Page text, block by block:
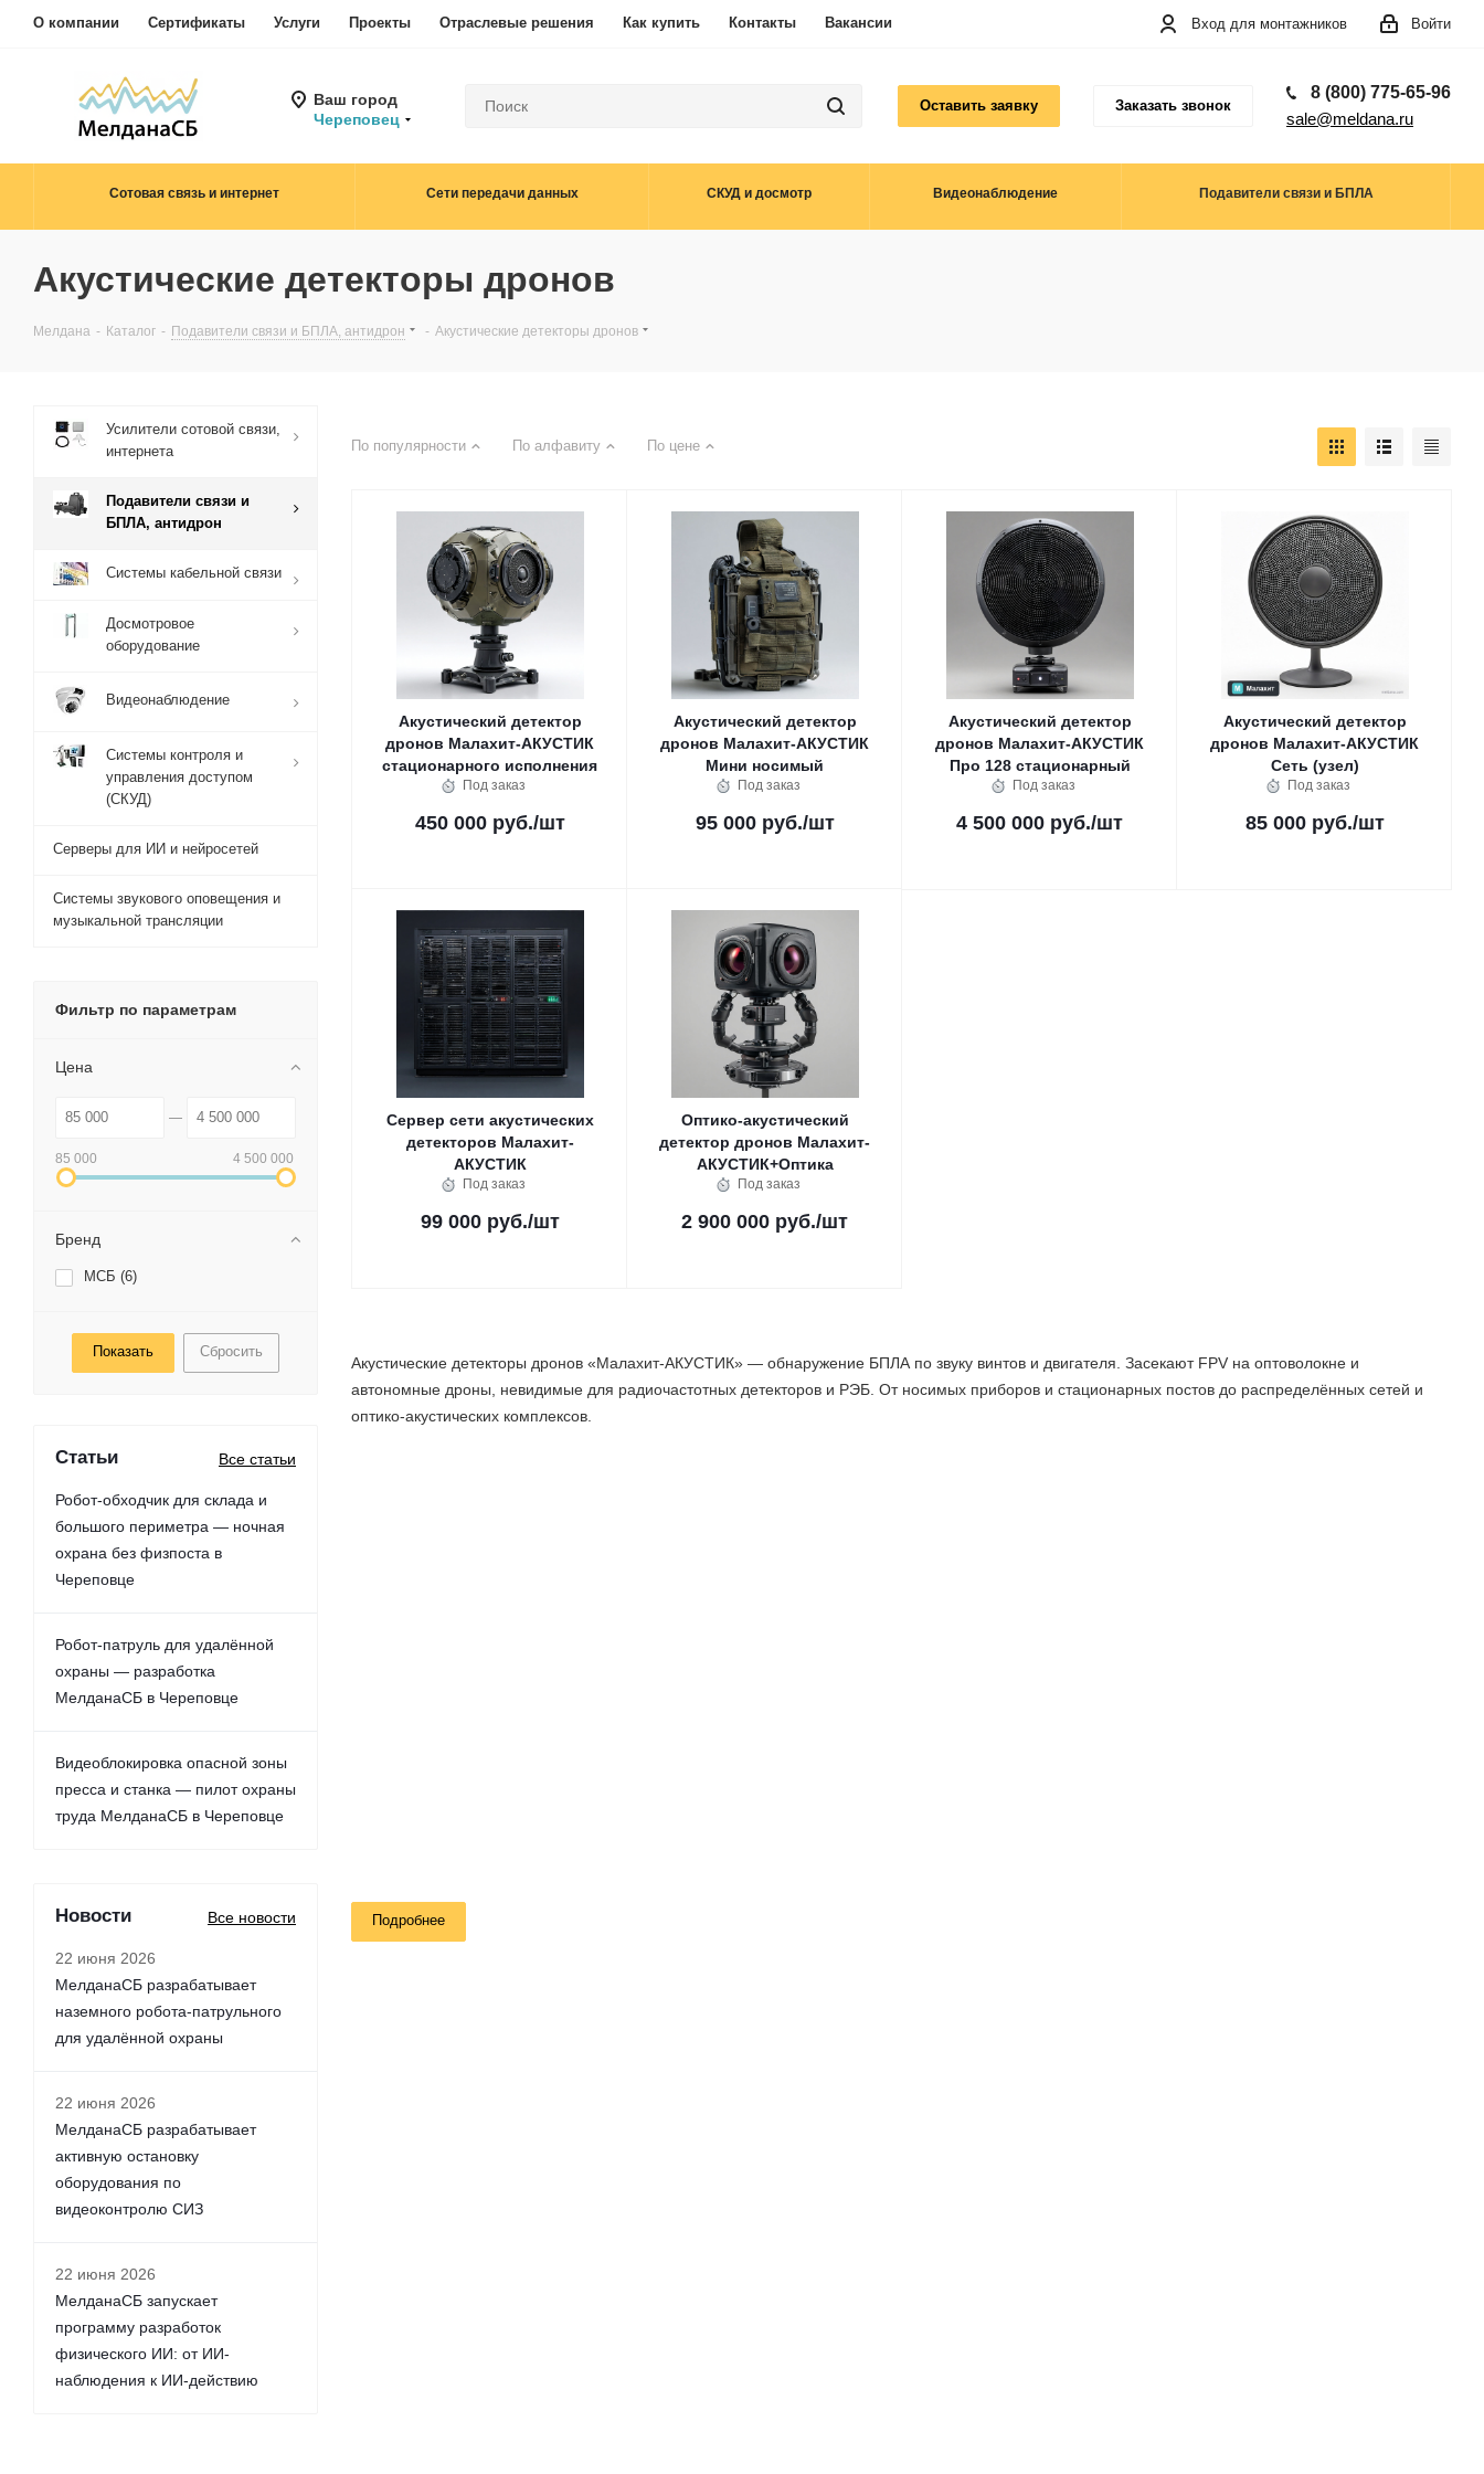
О компании Сертификаты Услуги Проекты Отраслевые решения Как купить Контакты Вакансии Войти
Вход для монтажников
Ваш город
Череповец
Оставить заявку Заказать звонок
8 (800) 775-65-96
sale@meldana.ru
Сотовая связь и интернет Сети передачи данных СКУД и досмотр Видеонаблюдение Подавители связи и БПЛА
Акустические детекторы дронов
Мелдана - Каталог - Подавители связи и БПЛА, антидрон - Акустические детекторы дронов
По популярности По алфавиту По цене
Акустический детектор
дронов Малахит-АКУСТИК
стационарного исполнения
Под заказ
450 000 руб./шт
Акустический детектор
дронов Малахит-АКУСТИК
Мини носимый
Под заказ
95 000 руб./шт
Акустический детектор
дронов Малахит-АКУСТИК
Про 128 стационарный
Под заказ
4 500 000 руб./шт
Акустический детектор
дронов Малахит-АКУСТИК
Сеть (узел)
Под заказ
85 000 руб./шт
Сервер сети акустических
детекторов Малахит-
АКУСТИК
Под заказ
99 000 руб./шт
Оптико-акустический
детектор дронов Малахит-
АКУСТИК+Оптика
Под заказ
2 900 000 руб./шт
Акустические детекторы дронов «Малахит-АКУСТИК» — обнаружение БПЛА по звуку винтов и двигателя. Засекают FPV на оптоволокне и
автономные дроны, невидимые для радиочастотных детекторов и РЭБ. От носимых приборов и стационарных постов до распределённых сетей и
оптико-акустических комплексов.
Подробнее
Усилители сотовой связи,
интернета
Подавители связи и
БПЛА, антидрон
Системы кабельной связи
Досмотровое
оборудование
Видеонаблюдение
Системы контроля и
управления доступом
(СКУД)
Серверы для ИИ и нейросетей
Системы звукового оповещения и
музыкальной трансляции
Фильтр по параметрам
Цена
85 000 4 500 000
Бренд
МСБ (6)
Сбросить
Статьи Все статьи
Робот-обходчик для склада и
большого периметра — ночная
охрана без физпоста в
Череповце
Робот-патруль для удалённой
охраны — разработка
МелданаСБ в Череповце
Видеоблокировка опасной зоны
пресса и станка — пилот охраны
труда МелданаСБ в Череповце
Новости Все новости
22 июня 2026
МелданаСБ разрабатывает
наземного робота-патрульного
для удалённой охраны
22 июня 2026
МелданаСБ разрабатывает
активную остановку
оборудования по
видеоконтролю СИЗ
22 июня 2026
МелданаСБ запускает
программу разработок
физического ИИ: от ИИ-
наблюдения к ИИ-действию